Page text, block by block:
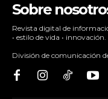
Sobre
Revista digital de
• estilo de vida • innovación.
División de comunicación